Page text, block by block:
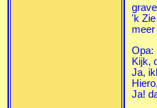
'k
meer
Opa:
Kijk,
Ja,
Ja!